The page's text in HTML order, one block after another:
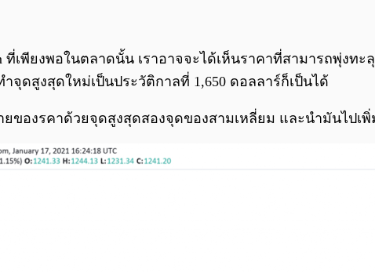
ที่เพียงพอในตลาดนั้น เราอาจจะได้เห็นราคาที่สามารถพุ่ง
ำจุดสูงสุดใหม่เป็นประวัติกาลที่ 1,650 ดอลลาร์ก็เป็นได้
ของรคาด้วยจุดสูงสุดสองจุดของสามเหลี่ยม และนำมันไปเ